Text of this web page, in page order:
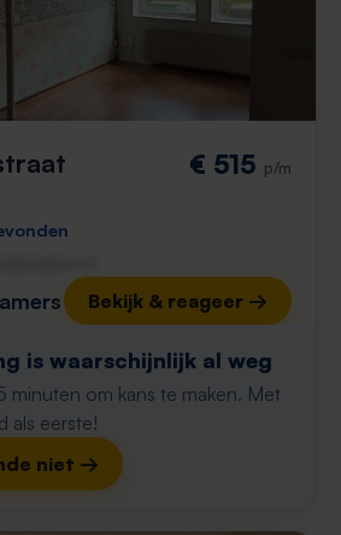
€ 515 p/m
Bekijk & reageer →
is waarschijnlijk al weg
minuten om kans te maken. Met
als eerste!
niet →